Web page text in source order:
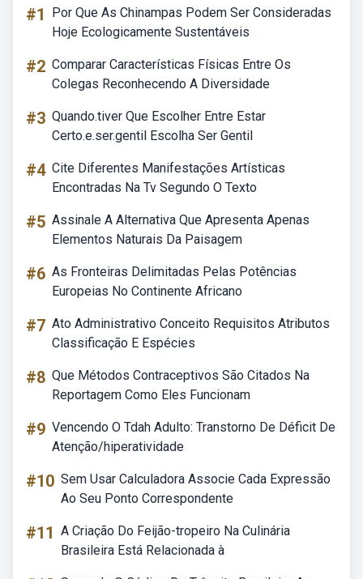
#1
Por Que As Chinampas Podem Ser Consideradas
Hoje Ecologicamente Sustentáveis
#2 Comparar Características Físicas Entre Os
Colegas Reconhecendo A Diversidade
#3 Quando.tiver Que Escolher Entre Estar
Certo.e.ser.gentil Escolha Ser Gentil
#4 Cite Diferentes Manifestações Artísticas
Encontradas Na Tv Segundo O Texto
#5 Assinale A Alternativa Que Apresenta Apenas
Elementos Naturais Da Paisagem
#6 As Fronteiras Delimitadas Pelas Potências
Europeias No Continente Africano
#7 Ato Administrativo Conceito Requisitos Atributos
Classificação E Espécies
#8 Que Métodos Contraceptivos São Citados Na
Reportagem Como Eles Funcionam
#9 Vencendo O Tdah Adulto: Transtorno De Déficit De
Atenção/hiperatividade
#10 Sem Usar Calculadora Associe Cada Expressão
Ao Seu Ponto Correspondente
#11 A Criação Do Feijão-tropeiro Na Culinária
Brasileira Está Relacionada à